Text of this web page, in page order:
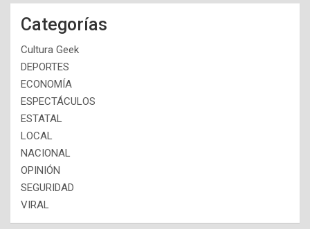
Categorías
Cultura Geek
DEPORTES
ECONOMÍA
ESPECTÁCULOS
ESTATAL
LOCAL
NACIONAL
OPINIÓN
SEGURIDAD
VIRAL